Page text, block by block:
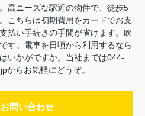
高ニーズな駅近の物件で、徒歩5
こちらは初期費用をカードでお支
払い手続きの手間が省けます。吹
す。電車を日頃から利用するなら
いかがですか。当社までは044-
からお気軽にどうぞ。
お問い合わせ